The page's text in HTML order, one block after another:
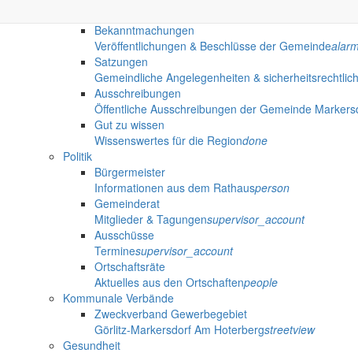
Bekanntmachungen
Veröffentlichungen & Beschlüsse der Gemeinde
Satzungen
Gemeindliche Angelegenheiten &
Ausschreibungen
Öffentliche Ausschreibungen der Gemeinde
Gut zu wissen
Wissenswertes für die Regiondone
Politik
Bürgermeister
Informationen aus dem Rathausperson
Gemeinderat
Mitglieder & Tagungensupervisor_account
Ausschüsse
Terminesupervisor_account
Ortschaftsräte
Aktuelles aus den Ortschaftenpeople
Kommunale Verbände
Zweckverband Gewerbegebiet
Görlitz-Markersdorf Am Hoterbergstreetview
Gesundheit